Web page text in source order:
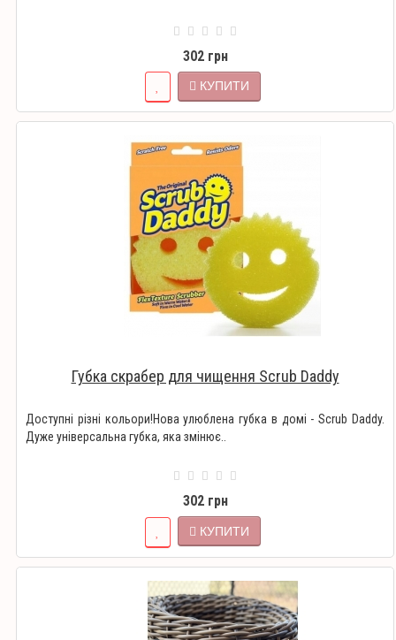
302 грн
КУПИТИ
Губка скрабер для чищення Scrub Daddy
Доступні різні кольори!Нова улюблена губка в домі - Scrub Daddy.
Дуже універсальна губка, яка змінює..
302 грн
КУПИТИ